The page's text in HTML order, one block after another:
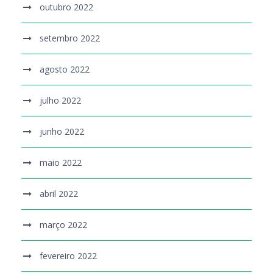
outubro 2022
setembro 2022
agosto 2022
julho 2022
junho 2022
maio 2022
abril 2022
março 2022
fevereiro 2022